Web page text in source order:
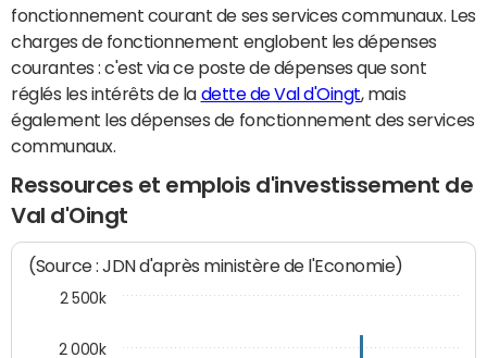
fonctionnement courant de ses services communaux. Les
charges de fonctionnement englobent les dépenses
courantes : c'est via ce poste de dépenses que sont
réglés les intérêts de la dette de Val d'Oingt, mais
également les dépenses de fonctionnement des services
communaux.
Ressources et emplois d'investissement de
Val d'Oingt
(Source : JDN d'après ministère de l'Economie)
2 000k
2 500k